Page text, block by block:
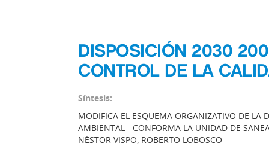
DISPOSICIÓN 2030
CONTROL DE LA
Síntesis:
MODIFICA EL ESQUEMA ORGANIZATIVO DE LA
AMBIENTAL - CONFORMA LA UNIDAD DE
NÉSTOR VISPO, ROBERTO LOBOSCO